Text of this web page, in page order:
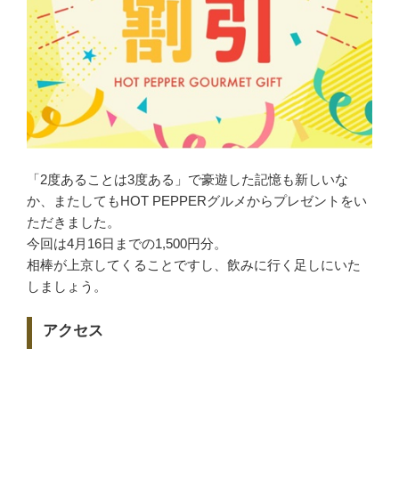
「2度あることは3度ある」で豪遊した記憶も新しいな
か、またしてもHOT PEPPERグルメからプレゼントをい
ただきました。
今回は4月16日までの1,500円分。
相棒が上京してくることですし、飲みに行く足しにいた
しましょう。
アクセス